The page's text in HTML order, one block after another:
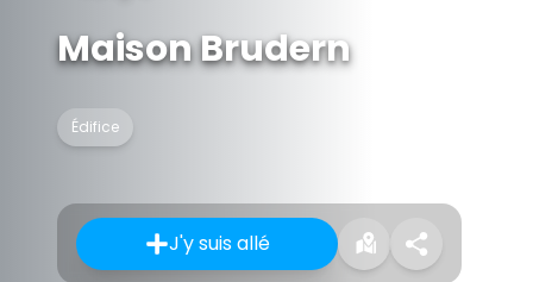
Maison Brudern
Édifice
J'y suis allé